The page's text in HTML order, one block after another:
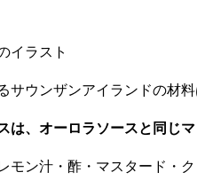
サウンザンアイランドの材
は、オーロラソースと同じ
モン汁・酢・マスタード・